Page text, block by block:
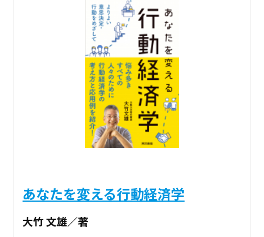
あなたを変える行動経済学
大竹 文雄／著